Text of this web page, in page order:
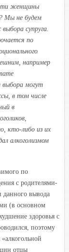
женщины
Мы не будем
супруга.
по
например
выбора могут
в том числе
в
кто-либо из их
алкоголизмом
по
с родителями-
данного вывода
(в основном
здоровья с
поэтому
отцы